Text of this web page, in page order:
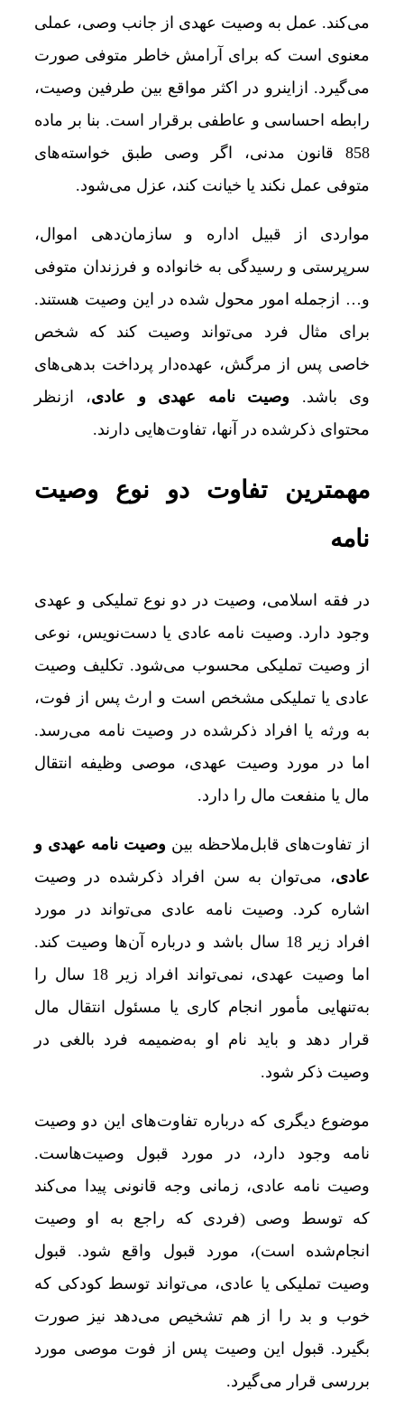
می‌کند. عمل به وصیت عهدی از جانب وصی، عملی
معنوی است که برای آرامش خاطر متوفی صورت
می‌گیرد. ازاینرو در اکثر مواقع بین طرفین وصیت،
رابطه احساسی و عاطفی برقرار است. بنا بر ماده
858 قانون مدنی، اگر وصی طبق خواسته‌های
متوفی عمل نکند یا خیانت کند، عزل می‌شود.
مواردی از قبیل اداره و سازمان‌دهی اموال،
سرپرستی و رسیدگی به خانواده و فرزندان متوفی
و… ازجمله امور محول شده در این وصیت هستند.
برای مثال فرد می‌تواند وصیت کند که شخص
خاصی پس از مرگش، عهده‌دار پرداخت بدهی‌های
وی باشد.وصیت نامه عهدی و عادی، ازنظر
محتوای ذکرشده در آنها، تفاوت‌هایی دارند.
مهمترین تفاوت‌ دو نوع وصیت
نامه
در فقه اسلامی، وصیت در دو نوع تملیکی و عهدی
وجود دارد. وصیت نامه عادی یا دست‌نویس، نوعی
از وصیت تملیکی محسوب می‌شود. تکلیف وصیت
عادی یا تملیکی مشخص است و ارث پس از فوت،
به ورثه یا افراد ذکرشده در وصیت نامه می‌رسد.
اما در مورد وصیت عهدی، موصی وظیفه انتقال
مال یا منفعت مال را دارد.
از تفاوت‌های قابل‌ملاحظه بین وصیت نامه عهدی و
عادی، می‌توان به سن افراد ذکرشده در وصیت
اشاره کرد. وصیت نامه عادی می‌تواند در مورد
افراد زیر 18 سال باشد و درباره آن‌ها وصیت کند.
اما وصیت عهدی، نمی‌تواند افراد زیر 18 سال را
به‌تنهایی مأمور انجام کاری یا مسئول انتقال مال
قرار دهد و باید نام او به‌ضمیمه فرد بالغی در
وصیت ذکر شود.
موضوع دیگری که درباره تفاوت‌های این دو وصیت
نامه وجود دارد، در مورد قبول وصیت‌هاست.
وصیت نامه عادی، زمانی وجه قانونی پیدا می‌کند
که توسط وصی (فردی که راجع به او وصیت
انجام‌شده است)، مورد قبول واقع شود. قبول
وصیت تملیکی یا عادی، می‌تواند توسط کودکی که
خوب و بد را از هم تشخیص می‌دهد نیز صورت
بگیرد. قبول این وصیت پس از فوت موصی مورد
بررسی قرار می‌گیرد.